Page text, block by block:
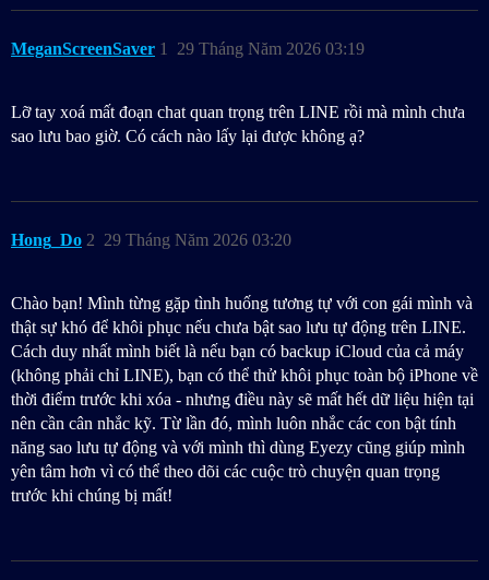
MeganScreenSaver 29 Tháng Năm 2026 03:19
1
Lỡ tay xoá mất đoạn chat quan trọng trên LINE rồi mà mình chưa
sao lưu bao giờ. Có cách nào lấy lại được không ạ?
Hong_Do 29 Tháng Năm 2026 03:20
2
Chào bạn! Mình từng gặp tình huống tương tự với con gái mình và
thật sự khó để khôi phục nếu chưa bật sao lưu tự động trên LINE.
Cách duy nhất mình biết là nếu bạn có backup iCloud của cả máy
(không phải chỉ LINE), bạn có thể thử khôi phục toàn bộ iPhone về
thời điểm trước khi xóa - nhưng điều này sẽ mất hết dữ liệu hiện tại
nên cần cân nhắc kỹ. Từ lần đó, mình luôn nhắc các con bật tính
năng sao lưu tự động và với mình thì dùng Eyezy cũng giúp mình
yên tâm hơn vì có thể theo dõi các cuộc trò chuyện quan trọng
trước khi chúng bị mất!